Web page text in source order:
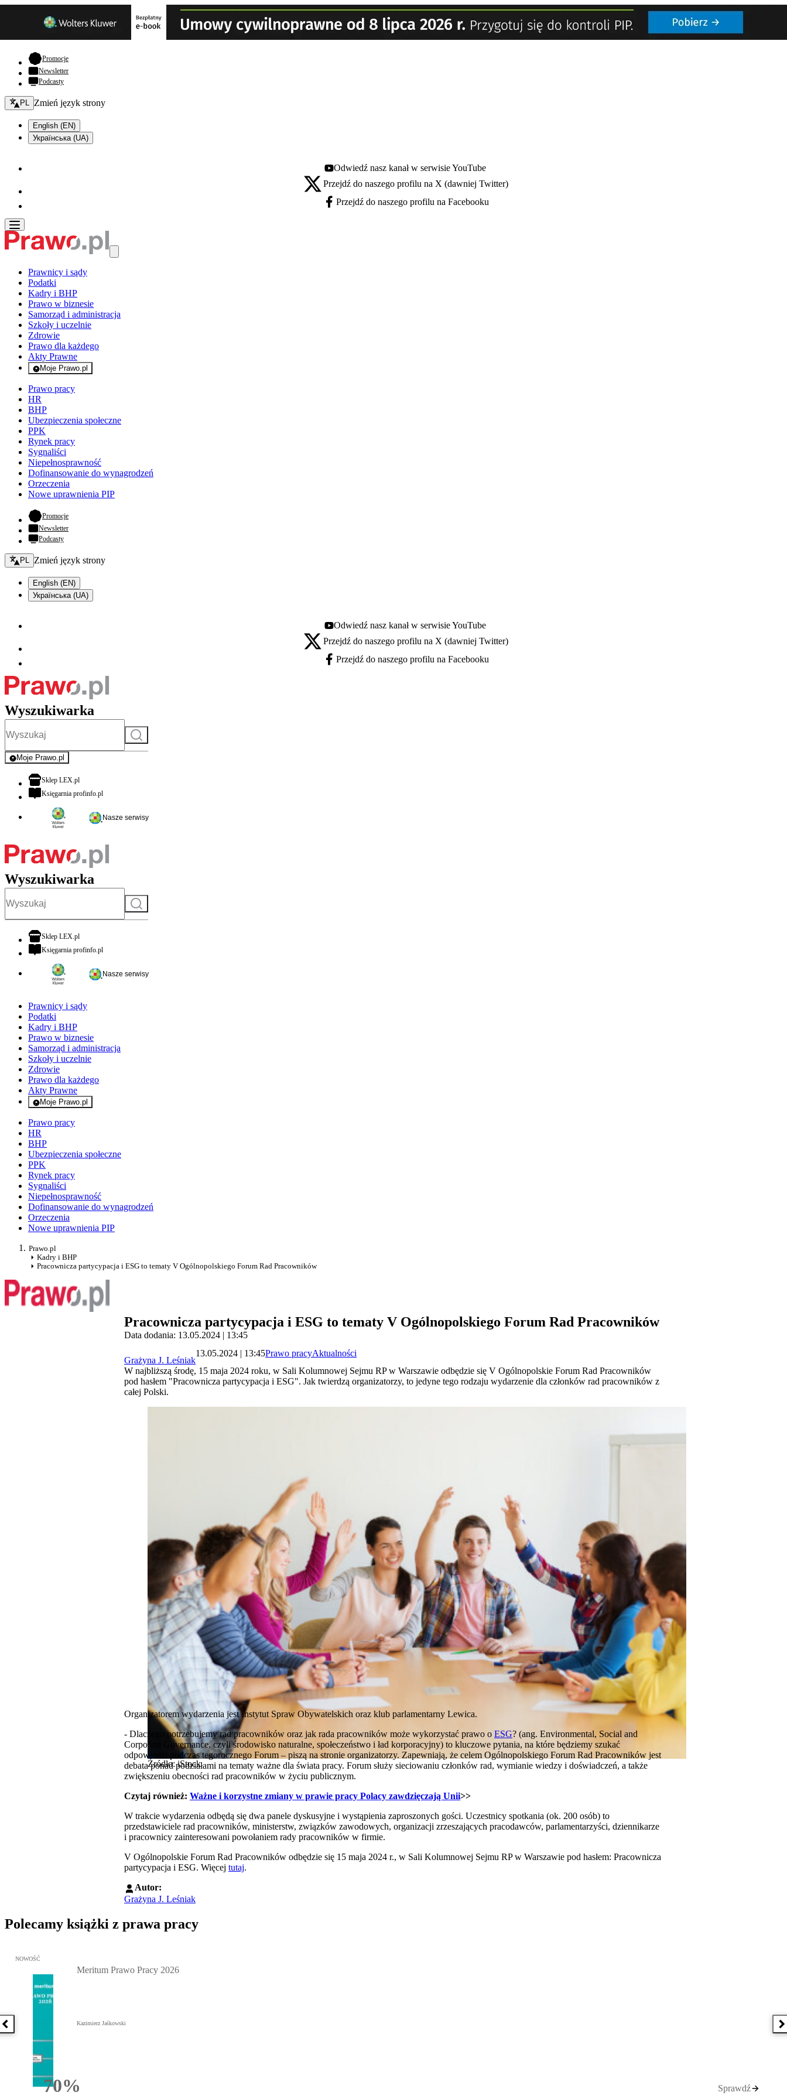
Promocje- otwiera się w nowej karcie
Newsletter
Podcasty
Zmień język - bieżący:
PL Zmień język strony
English (EN)
Українська (UA)
Youtube - otwiera się w nowej karcie
Odwiedź nasz kanał w serwisie YouTube
X - otwiera się w nowej karcie
Przejdź do naszego profilu na X (dawniej Twitter)
Facebook - otwiera się w nowej karcie
Przejdź do naszego profilu na Facebooku
Prawnicy i sądy
Podatki
Kadry i BHP
Prawo w biznesie
Samorząd i administracja
Szkoły i uczelnie
Zdrowie
Prawo dla każdego
Akty Prawne
Moje Prawo.pl
- rejestracja i logowanie do serwisu
Prawo pracy
HR
BHP
Ubezpieczenia społeczne
PPK
Rynek pracy
Sygnaliści
Niepełnosprawność
Dofinansowanie do wynagrodzeń
Orzeczenia
Nowe uprawnienia PIP
Promocje- otwiera się w nowej karcie
Newsletter
Podcasty
Zmień język - bieżący:
PL Zmień język strony
English (EN)
Українська (UA)
Youtube - otwiera się w nowej karcie
Odwiedź nasz kanał w serwisie YouTube
X - otwiera się w nowej karcie
Przejdź do naszego profilu na X (dawniej Twitter)
Facebook - otwiera się w nowej karcie
Przejdź do naszego profilu na Facebooku
Wyszukiwarka
Szukaj
Moje Prawo.pl
- rejestracja i logowanie do serwisu
Sklep LEX.plotwiera się w nowej karcie
Księgarnia profinfo.plotwiera się w nowej karcie
Nasze serwisy
Wyszukiwarka
Szukaj
Sklep LEX.plotwiera się w nowej karcie
Księgarnia profinfo.plotwiera się w nowej karcie
Nasze serwisy
Prawnicy i sądy
Podatki
Kadry i BHP
Prawo w biznesie
Samorząd i administracja
Szkoły i uczelnie
Zdrowie
Prawo dla każdego
Akty Prawne
Moje Prawo.pl
- rejestracja i logowanie do serwisu
Prawo pracy
HR
BHP
Ubezpieczenia społeczne
PPK
Rynek pracy
Sygnaliści
Niepełnosprawność
Dofinansowanie do wynagrodzeń
Orzeczenia
Nowe uprawnienia PIP
Prawo.pl
Kadry i BHP
Pracownicza partycypacja i ESG to tematy V Ogólnopolskiego Forum Rad Pracowników
Pracownicza partycypacja i ESG to tematy V Ogólnopolskiego Forum Rad Pracowników
Data dodania: 13.05.2024 | 13:45
Grażyna J. Leśniak
13.05.2024 | 13:45Prawo pracyAktualności
W najbliższą środę, 15 maja 2024 roku, w Sali Kolumnowej Sejmu RP w Warszawie odbędzie się V Ogólnopolskie Forum Rad Pracowników
pod hasłem "Pracownicza partycypacja i ESG". Jak twierdzą organizatorzy, to jedyne tego rodzaju wydarzenie dla członków rad pracowników z
całej Polski.
Źródło: iStock
Organizatorem wydarzenia jest Instytut Spraw Obywatelskich oraz klub parlamentarny Lewica.
- Dlaczego potrzebujemy rad pracowników oraz jak rada pracowników może wykorzystać prawo o ESG? (ang. Environmental, Social and
Corporate Governance, czyli środowisko naturalne, społeczeństwo i ład korporacyjny) to kluczowe pytania, na które będziemy szukać
odpowiedzi podczas tegorocznego Forum – piszą na stronie organizatorzy. Zapewniają, że celem Ogólnopolskiego Forum Rad Pracowników jest
debata ponad podziałami na tematy ważne dla świata pracy. Forum służy sieciowaniu członków rad, wymianie wiedzy i doświadczeń, a także
zwiększeniu obecności rad pracowników w życiu publicznym.
Czytaj również: Ważne i korzystne zmiany w prawie pracy Polacy zawdzięczają Unii>>
W trakcie wydarzenia odbędą się dwa panele dyskusyjne i wystąpienia zaproszonych gości. Uczestnicy spotkania (ok. 200 osób) to
przedstawiciele rad pracowników, ministerstw, związków zawodowych, organizacji zrzeszających pracodawców, parlamentarzyści, dziennikarze
i pracownicy zainteresowani powołaniem rady pracowników w firmie.
V Ogólnopolskie Forum Rad Pracowników odbędzie się 15 maja 2024 r., w Sali Kolumnowej Sejmu RP w Warszawie pod hasłem: Pracownicza
partycypacja i ESG. Więcej tutaj.
Autor:
Grażyna J. Leśniak
Polecamy książki z prawa pracy
Poprzednia książka
Przejdź do: Meritum Prawo Pracy 2026, Kazimierz Jaśkowski - otwiera się w nowym oknie
NOWOŚĆ
70%
Meritum Prawo Pracy 2026
Kazimierz Jaśkowski
Sprawdź